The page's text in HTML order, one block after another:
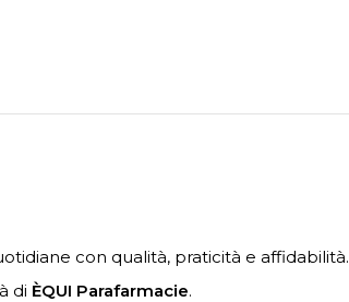
con qualità, praticità e affidabilità.
di ÈQUI Parafarmacie.